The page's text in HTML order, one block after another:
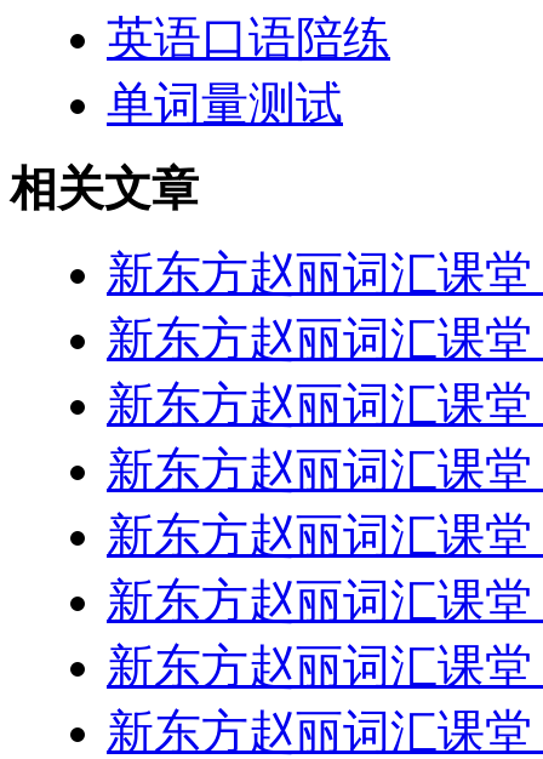
英语口语陪练
单词量测试
相关文章
新东方赵丽词汇课堂
新东方赵丽词汇课堂
新东方赵丽词汇课堂
新东方赵丽词汇课堂
新东方赵丽词汇课堂
新东方赵丽词汇课堂
新东方赵丽词汇课堂
新东方赵丽词汇课堂